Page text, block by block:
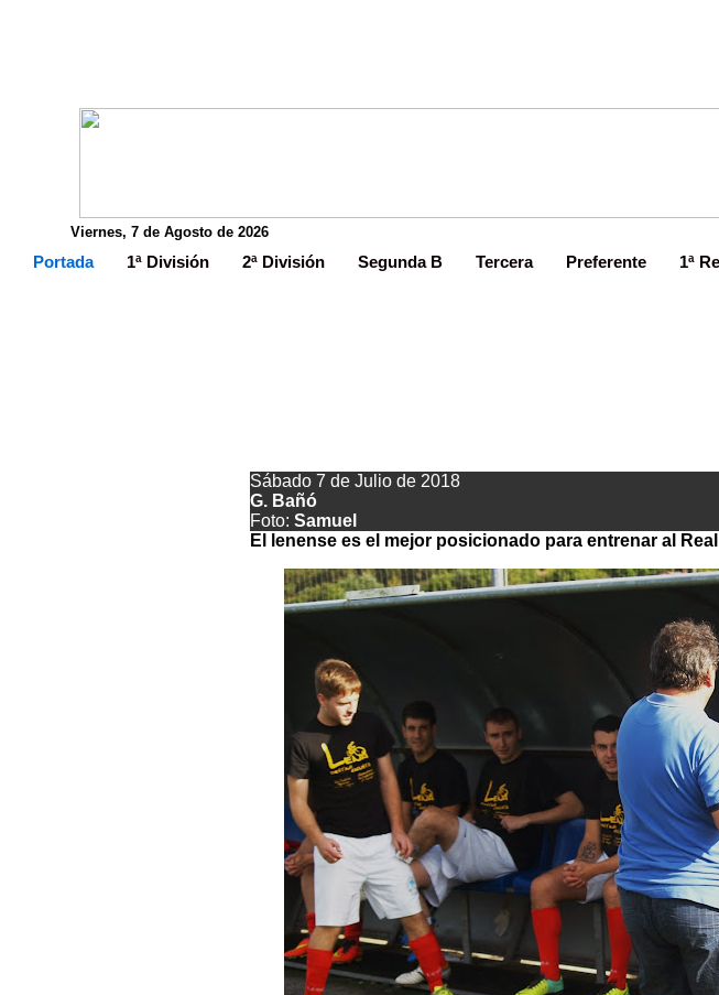
Viernes, 7 de Agosto de 2026
Portada 1ª División 2ª División Segunda B Tercera Preferente 1ª
Sábado 7 de Julio de 2018
G. Bañó
Foto: Samuel
El lenense es el mejor posicionado para entrenar al